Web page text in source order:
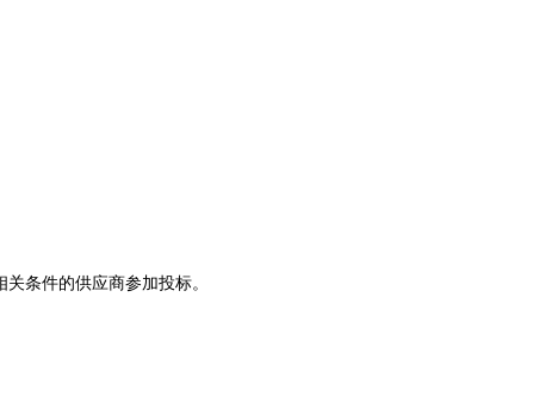
条件的供应商参加投标。